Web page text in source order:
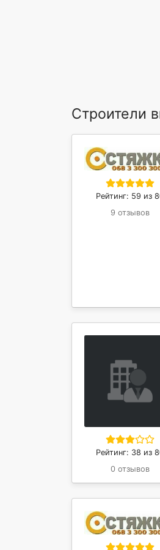
Строители
Рейтинг: 59 из
9 отзывов
Рейтинг: 38 из
0 отзывов